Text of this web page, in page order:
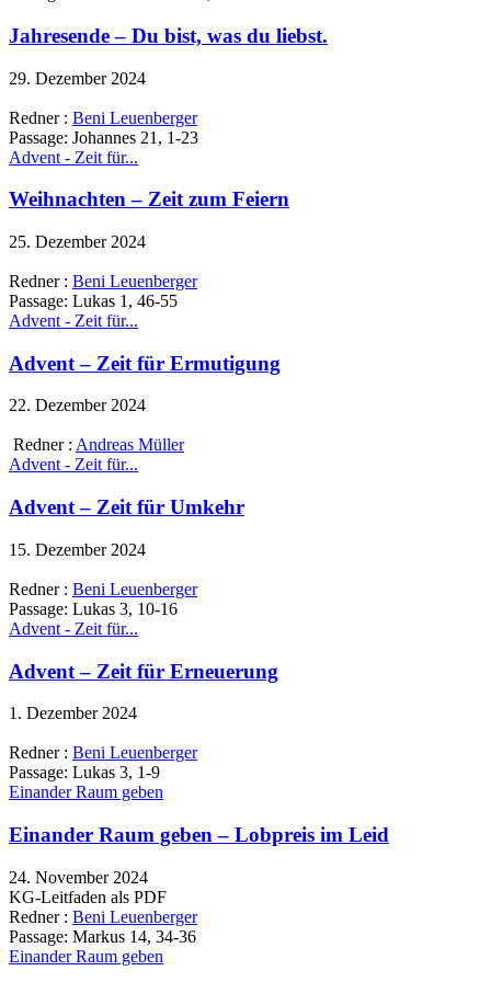
Jahresende – Du bist, was du liebst.
29. Dezember 2024
Redner : Beni Leuenberger
Passage: Johannes 21, 1-23
Advent - Zeit für...
Weihnachten – Zeit zum Feiern
25. Dezember 2024
Redner : Beni Leuenberger
Passage: Lukas 1, 46-55
Advent - Zeit für...
Advent – Zeit für Ermutigung
22. Dezember 2024
Redner : Andreas Müller
Advent - Zeit für...
Advent – Zeit für Umkehr
15. Dezember 2024
Redner : Beni Leuenberger
Passage: Lukas 3, 10-16
Advent - Zeit für...
Advent – Zeit für Erneuerung
1. Dezember 2024
Redner : Beni Leuenberger
Passage: Lukas 3, 1-9
Einander Raum geben
Einander Raum geben – Lobpreis im Leid
24. November 2024
KG-Leitfaden als PDF
Redner : Beni Leuenberger
Passage: Markus 14, 34-36
Einander Raum geben